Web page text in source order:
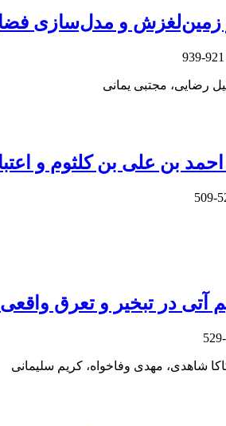
زمین‌لغزش و مدل‌سازی
921-939
رضایی، مجتبی یمانی
احمد بن علی بن کلثوم و
آتی در تبخیر و تعرق
شاهدی، مهدی وفاخواه، کریم سلیمانی